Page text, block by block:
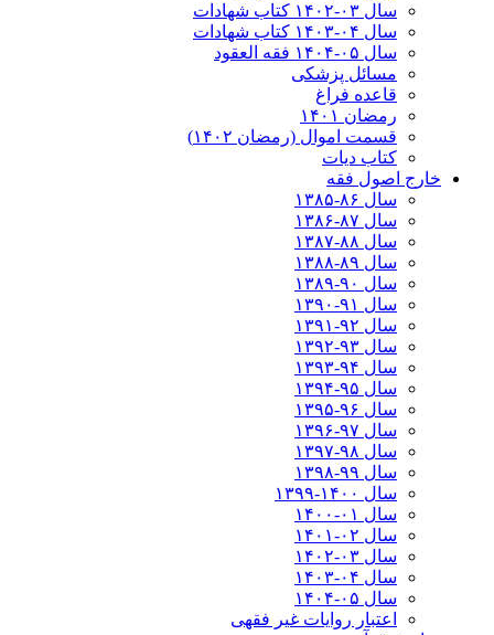
سال ۰۳-۱۴۰۲ کتاب شهادات
سال ۰۴-۱۴۰۳ کتاب شهادات
سال ۰۵-۱۴۰۴ فقه العقود
مسائل پزشکی
قاعده فراغ
رمضان ۱۴۰۱
قسمت اموال (رمضان ۱۴۰۲)
کتاب دیات
خارج اصول فقه
سال ۸۶-۱۳۸۵
سال ۸۷-۱۳۸۶
سال ۸۸-۱۳۸۷
سال ۸۹-۱۳۸۸
سال ۹۰-۱۳۸۹
سال ۹۱-۱۳۹۰
سال ۹۲-۱۳۹۱
سال ۹۳-۱۳۹۲
سال ۹۴-۱۳۹۳
سال ۹۵-۱۳۹۴
سال ۹۶-۱۳۹۵
سال ۹۷-۱۳۹۶
سال ۹۸-۱۳۹۷
سال ۹۹-۱۳۹۸‍
سال ۱۴۰۰-۱۳۹۹
سال ۰۱-۱۴۰۰
سال ۰۲-۱۴۰۱
سال ۰۳-۱۴۰۲
سال ۰۴-۱۴۰۳
سال ۰۵-۱۴۰۴
اعتبار روایات غیر فقهی